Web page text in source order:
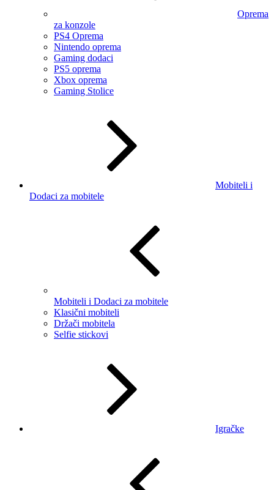
Oprema
za konzole
PS4 Oprema
Nintendo oprema
Gaming dodaci
PS5 oprema
Xbox oprema
Gaming Stolice
Mobiteli i
Dodaci za mobitele
Mobiteli i Dodaci za mobitele
Klasični mobiteli
Držači mobitela
Selfie stickovi
Igračke